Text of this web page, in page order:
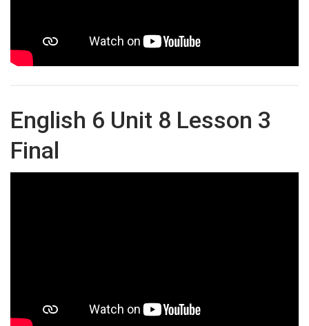
English 6 Unit 8 Lesson 3
Final